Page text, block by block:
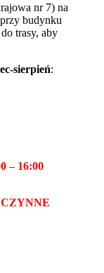
nr 7) na
budynku
trasy, aby
sierpień:
– 16:00